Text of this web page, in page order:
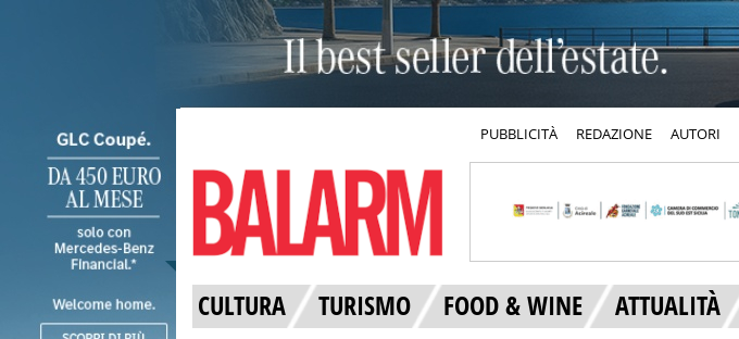
PUBBLICITÀ REDAZIONE AUTORI
CULTURA TURISMO FOOD & WINE ATTUALITÀ